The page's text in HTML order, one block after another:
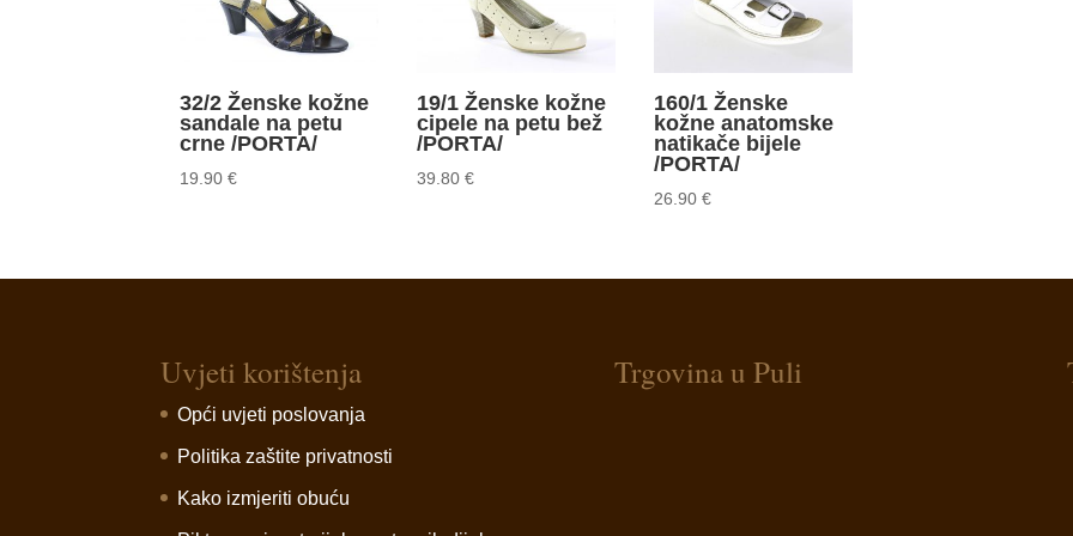
32/2 Ženske kožne
sandale na petu
crne /PORTA/
19.90€
19/1 Ženske kožne
cipele na petu bež
/PORTA/
39.80€
160/1 Ženske
kožne anatomske
natikače bijele
/PORTA/
26.90€
Uvjeti korištenja
Opći uvjeti poslovanja
Politika zaštite privatnosti
Kako izmjeriti obuću
Trgovina u Puli